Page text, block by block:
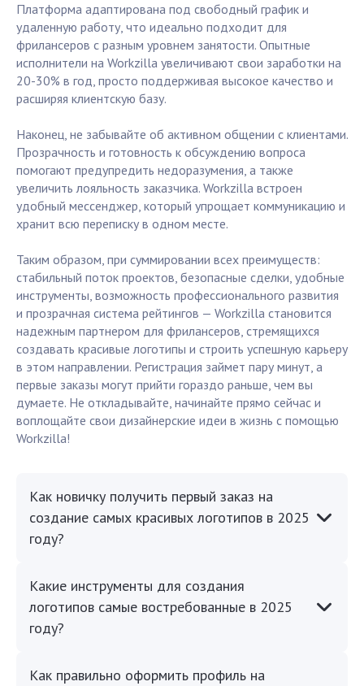
Платформа адаптирована под свободный график и
удаленную работу, что идеально подходит для
фрилансеров с разным уровнем занятости. Опытные
исполнители на Workzilla увеличивают свои заработки на
20-30% в год, просто поддерживая высокое качество и
расширяя клиентскую базу.
Наконец, не забывайте об активном общении с клиентами.
Прозрачность и готовность к обсуждению вопроса
помогают предупредить недоразумения, а также
увеличить лояльность заказчика. Workzilla встроен
удобный мессенджер, который упрощает коммуникацию и
хранит всю переписку в одном месте.
Таким образом, при суммировании всех преимуществ:
стабильный поток проектов, безопасные сделки, удобные
инструменты, возможность профессионального развития
и прозрачная система рейтингов — Workzilla становится
надежным партнером для фрилансеров, стремящихся
создавать красивые логотипы и строить успешную карьеру
в этом направлении. Регистрация займет пару минут, а
первые заказы могут прийти гораздо раньше, чем вы
думаете. Не откладывайте, начинайте прямо сейчас и
воплощайте свои дизайнерские идеи в жизнь с помощью
Workzilla!
Как новичку получить первый заказ на
создание самых красивых логотипов в 2025
году?
Какие инструменты для создания
логотипов самые востребованные в 2025
году?
Как правильно оформить профиль на